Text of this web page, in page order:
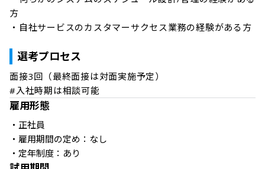
方
・自社サービスのカスタマーサクセス業務の経験がある方
選考プロセス
面接3回（最終面接は対面実施予定）
#入社時期は相談可能
雇用形態
・正社員
・雇用期間の定め：なし
・定年制度：あり